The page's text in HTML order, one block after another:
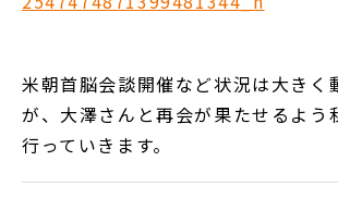
米朝首脳会談開催など状況は大きく
が、大澤さんと再会が果たせるよう
行っていきます。